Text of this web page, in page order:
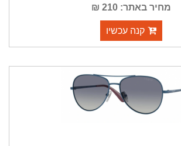
מחיר באתר: 210 ₪
קנה עכשיו